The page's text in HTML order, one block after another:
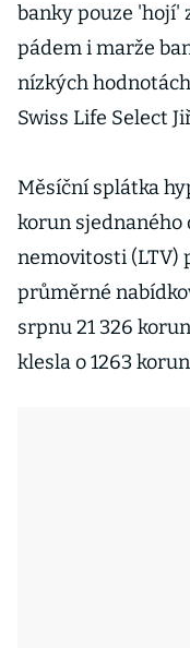
banky pouze 'hojí'
pádem i marže
nízkých
Swiss Life Select
Měsíční splátka
korun sjednaného
nemovitosti (LTV)
průměrné
srpnu 21 326
klesla o 1263